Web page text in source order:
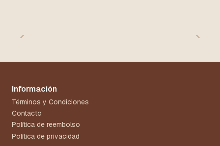
Información
Términos y Condiciones
Contacto
Política de reembolso
Política de privacidad